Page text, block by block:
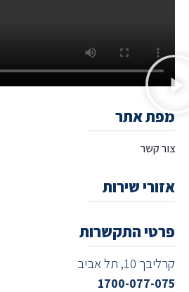
מפת אתר
צור קשר
אזורי שירות
פרטי התקשרות
קרליבך 10, תל אביב
1700-077-075